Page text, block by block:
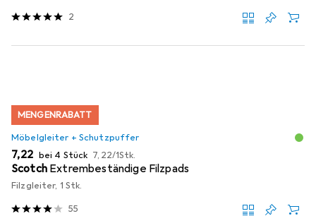
2
MENGENRABATT
Möbelgleiter + Schutzpuffer
EUR
7,22 bei 4 Stück EUR
7,22/1Stk.
Scotch Extrembeständige Filzpads
Filzgleiter, 1 Stk.
55